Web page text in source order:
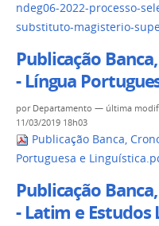
ndeg06-2022-processo-
substituto-magisterio-
Publicação
- Língua
por Departamento — última
11/03/2019 18h03
Publicação Banca,
Portuguesa e
Publicação
- Latim e